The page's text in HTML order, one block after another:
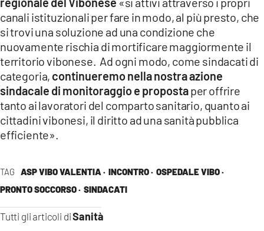
TAG ASP VIBO VALENTIA · INCONTRO · OSPEDALE VIBO ·
PRONTO SOCCORSO · SINDACATI
Tutti gli articoli diSanità
canali istituzionali per fare in modo, al più presto, che
si trovi una soluzione ad una condizione che
nuovamente rischia di mortificare maggiormente il
territorio vibonese. Ad ogni modo, come sindacati di
categoria, continueremo nella nostra azione
sindacale di monitoraggio e propostaper offrire
tanto ai lavoratori del comparto sanitario, quanto ai
cittadini vibonesi, il diritto ad una sanità pubblica
efficiente».